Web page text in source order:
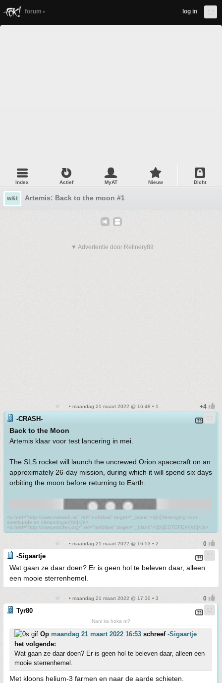
forum log in
Index Actief MyAT Nieuw Dicht
w&t Artemis: Back to the moon #1
▼ Advertentie door Refinery89
• maandag 21 maart 2022 @ 16:48 • 1
-CRASH-
Back to the Moon
Artemis klaar voor test lancering in mei.
The SLS rocket will launch the uncrewed Orion spacecraft on an
approximately 26-day mission, during which it will spend six days
orbiting the moon before returning to Earth.
<a href="http://www.vwkweb.nl/" rel="nofollow" target="_blank">\[b\]Vereniging voor
weerkunde en klimatologie\[/b\]</a>
<a href="http://www.estofex.org/" rel="nofollow" target="_blank">\[b\]ESTOFEX\[/b\]</a>
• maandag 21 maart 2022 @ 16:53 • 2
-Sigaartje
Wat gaan ze daar doen? Er is geen hol te beleven daar, alleen
een mooie sterrenhemel.
• maandag 21 maart 2022 @ 17:30 • 3
Tyr80
Nani ka hoka ni?
Op maandag 21 maart 2022 16:53 schreef -Sigaartje
het volgende:
Wat gaan ze daar doen? Er is geen hol te beleven daar, alleen een
mooie sterrenhemel.
Met kloons helium-3 farmen en naar de aarde schieten.